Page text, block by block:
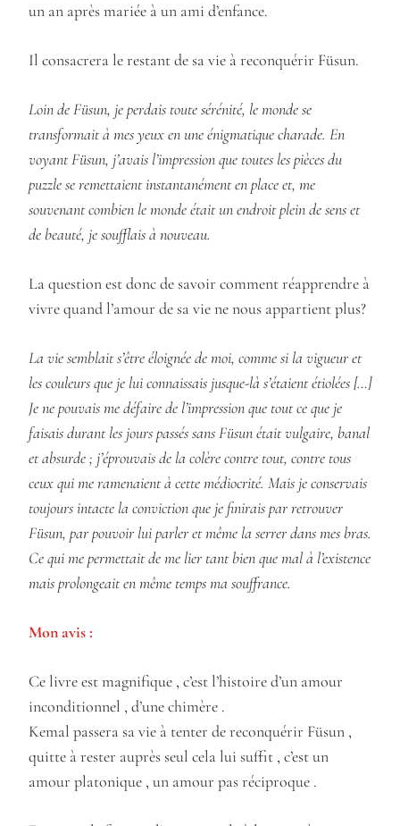
un an après mariée à un ami d’enfance.
Il consacrera le restant de sa vie à reconquérir Füsun.
Loin de Füsun, je perdais toute sérénité, le monde se
transformait à mes yeux en une énigmatique charade. En
voyant Füsun, j’avais l’impression que toutes les pièces du
puzzle se remettaient instantanément en place et, me
souvenant combien le monde était un endroit plein de sens et
de beauté, je soufflais à nouveau.
La question est donc de savoir comment réapprendre à
vivre quand l’amour de sa vie ne nous appartient plus?
La vie semblait s’être éloignée de moi, comme si la vigueur et
les couleurs que je lui connaissais jusque-là s’étaient étiolées […]
Je ne pouvais me défaire de l’impression que tout ce que je
faisais durant les jours passés sans Füsun était vulgaire, banal
et absurde ; j’éprouvais de la colère contre tout, contre tous
ceux qui me ramenaient à cette médiocrité. Mais je conservais
toujours intacte la conviction que je finirais par retrouver
Füsun, par pouvoir lui parler et même la serrer dans mes bras.
Ce qui me permettait de me lier tant bien que mal à l’existence
mais prolongeait en même temps ma souffrance.
Mon avis :
Ce livre est magnifique , c’est l’histoire d’un amour
inconditionnel , d’une chimère .
Kemal passera sa vie à tenter de reconquérir Füsun ,
quitte à rester auprès seul cela lui suffit , c’est un
amour platonique , un amour pas réciproque .